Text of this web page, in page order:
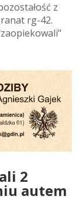
z
rg-42.
2
autem